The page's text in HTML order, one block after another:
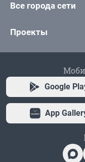
Все города сети
Проекты
Google
App